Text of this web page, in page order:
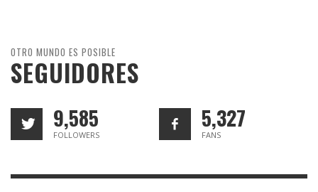
OTRO MUNDO ES POSIBLE
SEGUIDORES
9,585
FOLLOWERS
5,327
FANS